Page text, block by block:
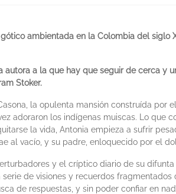
ambientada en la Colombia del siglo
autora a la que hay que seguir de cerca y
Stoker.
la opulenta mansión construída
adoraron los indígenas muiscas. Lo que
la vida, Antonia empieza a sufrir
al vacío, y su padre, enloquecido por el
y el críptico diario de su
de visiones y recuerdos
de respuestas, y sin poder confiar en